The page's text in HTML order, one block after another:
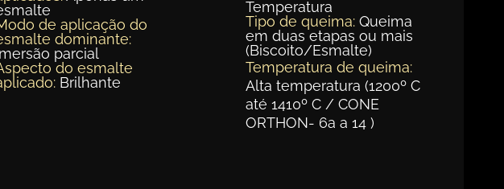
de aplicação do
dominante:
parcial
do esmalte
Brilhante
Temperatura
Tipo de queima: Queima
em duas etapas ou mais
(Biscoito/Esmalte)
Temperatura de queima:
Alta temperatura (1200º C
até 1410º C / CONE
ORTHON- 6a a 14 )